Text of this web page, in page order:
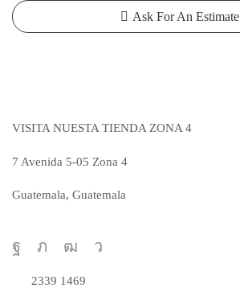
Ask For An Estimate
VISITA NUESTA TIENDA ZONA 4
7 Avenida 5-05 Zona 4
Guatemala, Guatemala
Facebook
TwitterYoutubeTelegram
Realiza tus pedidos al número
2339 1469